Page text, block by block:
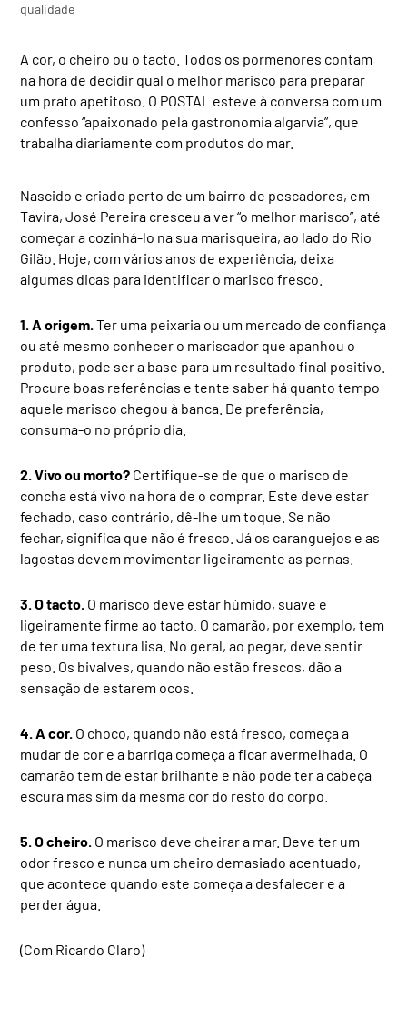
qualidade
A cor, o cheiro ou o tacto. Todos os pormenores contam
na hora de decidir qual o melhor marisco para preparar
um prato apetitoso. O POSTAL esteve à conversa com um
confesso “apaixonado pela gastronomia algarvia”, que
trabalha diariamente com produtos do mar.
Nascido e criado perto de um bairro de pescadores, em
Tavira, José Pereira cresceu a ver “o melhor marisco”, até
começar a cozinhá-lo na sua marisqueira, ao lado do Rio
Gilão. Hoje, com vários anos de experiência, deixa
algumas dicas para identificar o marisco fresco.
1. A origem. Ter uma peixaria ou um mercado de confiança
ou até mesmo conhecer o mariscador que apanhou o
produto, pode ser a base para um resultado final positivo.
Procure boas referências e tente saber há quanto tempo
aquele marisco chegou à banca. De preferência,
consuma-o no próprio dia.
2. Vivo ou morto? Certifique-se de que o marisco de
concha está vivo na hora de o comprar. Este deve estar
fechado, caso contrário, dê-lhe um toque. Se não
fechar, significa que não é fresco. Já os caranguejos e as
lagostas devem movimentar ligeiramente as pernas.
3. O tacto. O marisco deve estar húmido, suave e
ligeiramente firme ao tacto. O camarão, por exemplo, tem
de ter uma textura lisa. No geral, ao pegar, deve sentir
peso. Os bivalves, quando não estão frescos, dão a
sensação de estarem ocos.
4. A cor. O choco, quando não está fresco, começa a
mudar de cor e a barriga começa a ficar avermelhada. O
camarão tem de estar brilhante e não pode ter a cabeça
escura mas sim da mesma cor do resto do corpo.
5. O cheiro. O marisco deve cheirar a mar. Deve ter um
odor fresco e nunca um cheiro demasiado acentuado,
que acontece quando este começa a desfalecer e a
perder água.
(Com Ricardo Claro)